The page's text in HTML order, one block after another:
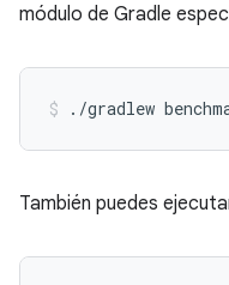
módulo de Gradle
./gradlew
También puedes